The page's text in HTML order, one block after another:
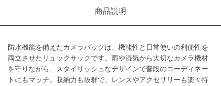
商品説明
防水機能を備えたカメラバッグは、機能性と日常使いの利便性を
両立させたリュックサックです。雨や湿気から大切なカメラ機材
を守りながら、スタイリッシュなデザインで普段のコーディネー
トにもマッチ。収納力も抜群で、レンズやアクセサリーも楽々持